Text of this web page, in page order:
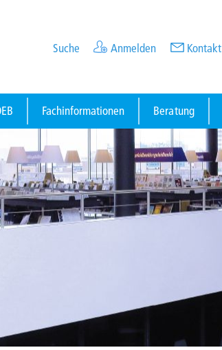
Suche Anmelden Kontakt
Fachinformationen Beratung